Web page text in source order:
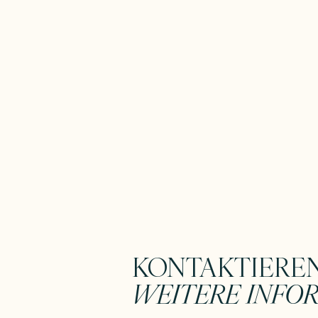
WEITERE